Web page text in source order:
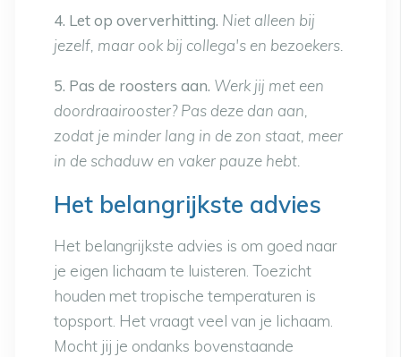
4. Let op oververhitting. Niet alleen bij
jezelf, maar ook bij collega's en bezoekers.
5. Pas de roosters aan. Werk jij met een
doordraairooster? Pas deze dan aan,
zodat je minder lang in de zon staat, meer
in de schaduw en vaker pauze hebt.
Het belangrijkste advies
Het belangrijkste advies is om goed naar
je eigen lichaam te luisteren. Toezicht
houden met tropische temperaturen is
topsport. Het vraagt veel van je lichaam.
Mocht jij je ondanks bovenstaande